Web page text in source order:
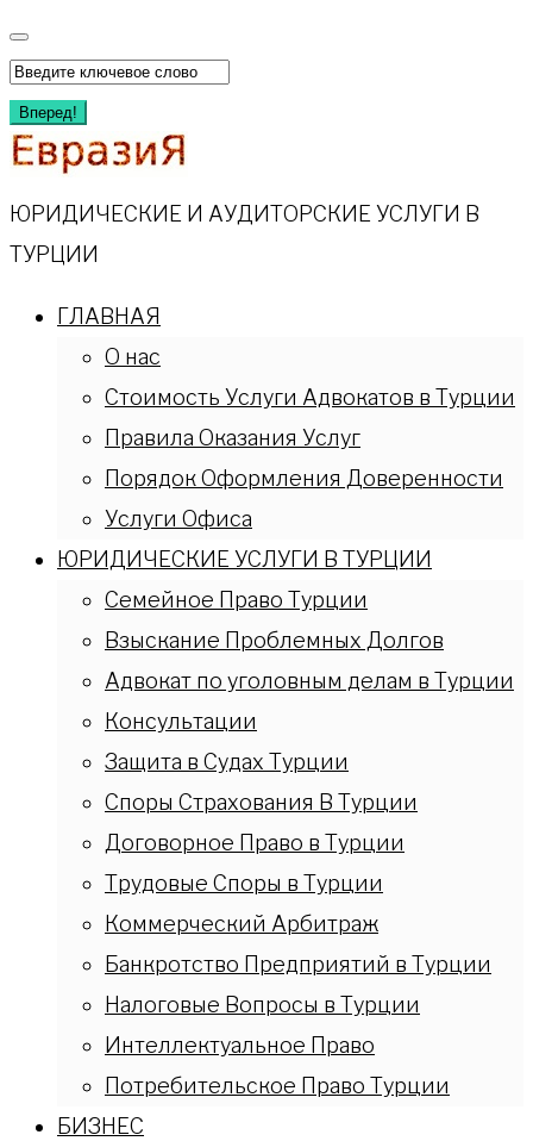
Перейти
к
содержимому
Искать:
Вперед!
ЮРИДИЧЕСКИЕ И АУДИТОРСКИЕ УСЛУГИ В
ТУРЦИИ
ГЛАВНАЯ
О нас
Стоимость Услуги Адвокатов в Турции
Правила Оказания Услуг
Порядок Оформления Доверенности
Услуги Офиса
ЮРИДИЧЕСКИЕ УСЛУГИ В ТУРЦИИ
Семейное Право Турции
Взыскание Проблемных Долгов
Адвокат по уголовным делам в Турции
Консультации
Защита в Судах Турции
Споры Страхования В Турции
Договорное Право в Турции
Трудовые Споры в Турции
Коммерческий Арбитраж
Банкротство Предприятий в Турции
Налоговые Вопросы в Турции
Интеллектуальное Право
Потребительское Право Турции
БИЗНЕС